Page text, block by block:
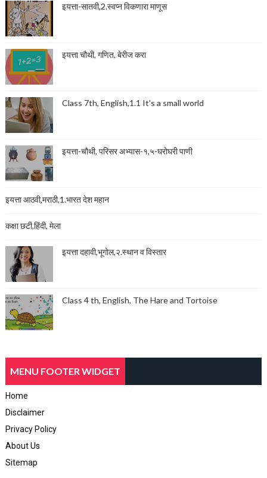
इयत्ता-सातवी,2.स्वप्न विकणारा माणूस
इयत्ता चौथी, गणित, बेरीज करा
Class 7th, English,1.1 It's a small world
इयत्ता-चौथी, परिसर अभ्यास-१,५-घरोघरी पाणी
इयत्ता आठवी,मराठी,1.भारत देश महान
कक्षा छटी,हिंदी, मेला
इयत्ता दहावी,भूगोल,२.स्थान व विस्तार
Class 4 th, English, The Hare and Tortoise
MENU FOOTER WIDGET
Home
Disclaimer
Privacy Policy
About Us
Sitemap